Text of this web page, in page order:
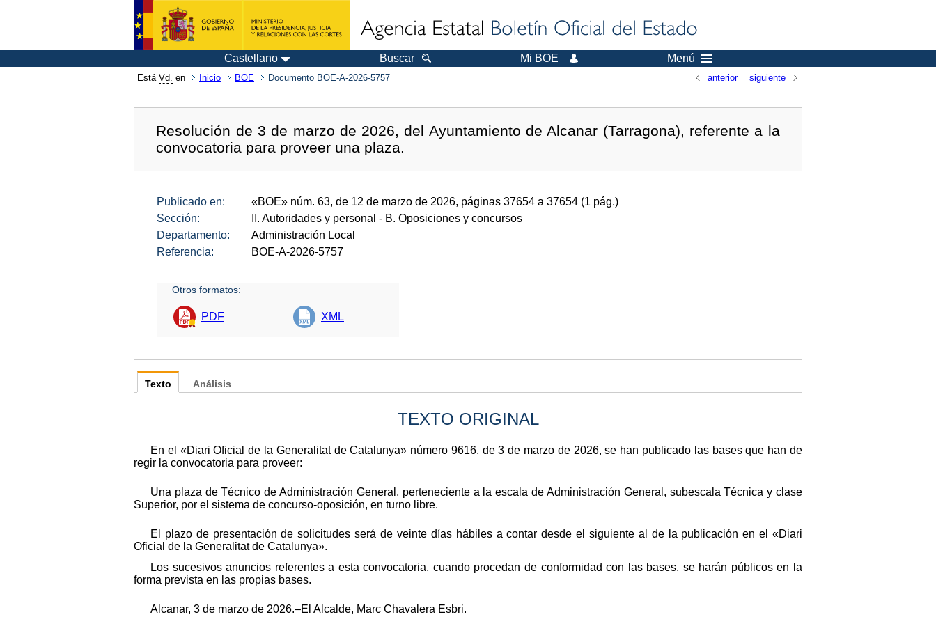
Castellano Buscar Mi BOE Menú
Está Vd. en Inicio BOE Documento BOE-A-2026-5757 anterior siguiente
Resolución de 3 de marzo de 2026, del Ayuntamiento de Alcanar (Tarragona), referente a la
convocatoria para proveer una plaza.
Publicado en: «BOE» núm. 63, de 12 de marzo de 2026, páginas 37654 a 37654 (1 pág.)
Sección:
II. Autoridades y personal - B. Oposiciones y concursos
Departamento:
Administración Local
Referencia:
BOE-A-2026-5757
Otros formatos:
PDF XML
Texto
TEXTO ORIGINAL
En el «Diari Oficial de la Generalitat de Catalunya» número 9616, de 3 de marzo de 2026, se han publicado las bases que han de
regir la convocatoria para proveer:
Una plaza de Técnico de Administración General, perteneciente a la escala de Administración General, subescala Técnica y clase
Superior, por el sistema de concurso-oposición, en turno libre.
El plazo de presentación de solicitudes será de veinte días hábiles a contar desde el siguiente al de la publicación en el «Diari
Oficial de la Generalitat de Catalunya».
Los sucesivos anuncios referentes a esta convocatoria, cuando procedan de conformidad con las bases, se harán públicos en la
forma prevista en las propias bases.
Alcanar, 3 de marzo de 2026.–El Alcalde, Marc Chavalera Esbri.
Análisis